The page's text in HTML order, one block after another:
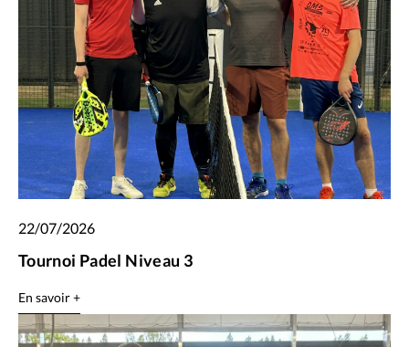
22/07/2026
Tournoi Padel Niveau 3
En savoir +